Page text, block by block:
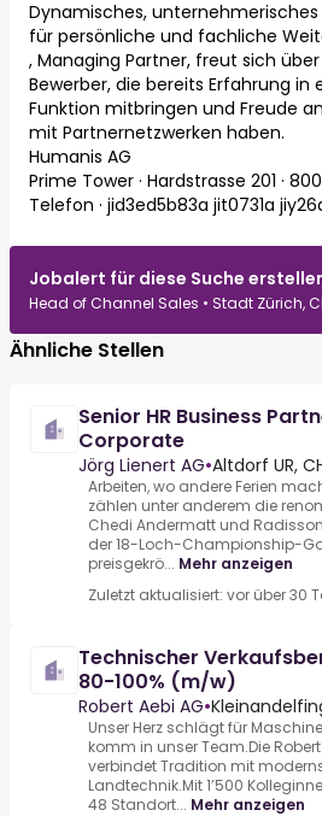
Dynamisches,
für persönliche und fachliche
, Managing Partner, freut sich
Bewerber, die bereits Erfahrung in
Funktion mitbringen und Freude
mit Partnernetzwerken haben.
Humanis AG
Prime Tower · Hardstrasse 201 ·
Telefon · jid3ed5b83a jit0731a
Jobalert für diese Suche
Head of Channel Sales • Stadt Zürich,
Ähnliche Stellen
Senior HR Business
Corporate
Jörg Lienert AG•Altdorf UR,
Arbeiten, wo andere Ferien
zählen unter anderem die
Chedi Andermatt und
der 18-Loch-Championship-
preisgekrö... Mehr anzeigen
Zuletzt aktualisiert: vor über 30
Technischer
80-100% (m/w)
Robert Aebi AG•
Unser Herz schlägt für
komm in unser Team.Die
verbindet Tradition mit
Landtechnik.Mit 1’500
48 Standort... Mehr anzeigen